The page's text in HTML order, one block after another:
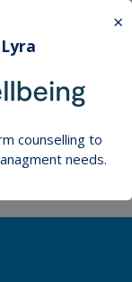
×
counselling to
needs.